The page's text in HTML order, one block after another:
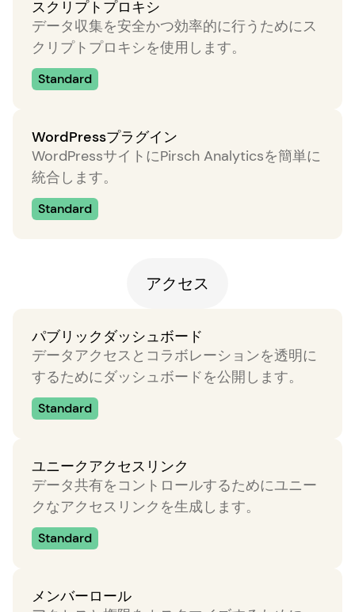
スクリプトプロキシ
データ収集を安全かつ効率的に行うためにス
クリプトプロキシを使用します。
Standard
WordPressプラグイン
WordPressサイトにPirsch Analyticsを簡単に
統合します。
Standard
アクセス
パブリックダッシュボード
データアクセスとコラボレーションを透明に
するためにダッシュボードを公開します。
Standard
ユニークアクセスリンク
データ共有をコントロールするためにユニー
クなアクセスリンクを生成します。
Standard
メンバーロール